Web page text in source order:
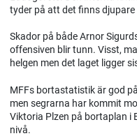
tyder på att det finns
Skador på både Arnor
offensiven blir tunn. Visst,
helgen men det laget ligger
MFFs bortastatistik är god
men segrarna har kommit
Viktoria Plzen på bortaplan i
nivå.